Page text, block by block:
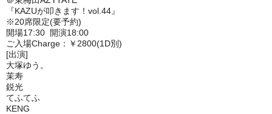
『KAZUが叩きます！vol.44』
※20席限定(要予約)
開場17:30 開演18:00
ご入場Charge：￥2800(1D別)
[出演]
大塚ゆう。
茉寿
鋭光
てふてふ
KENG